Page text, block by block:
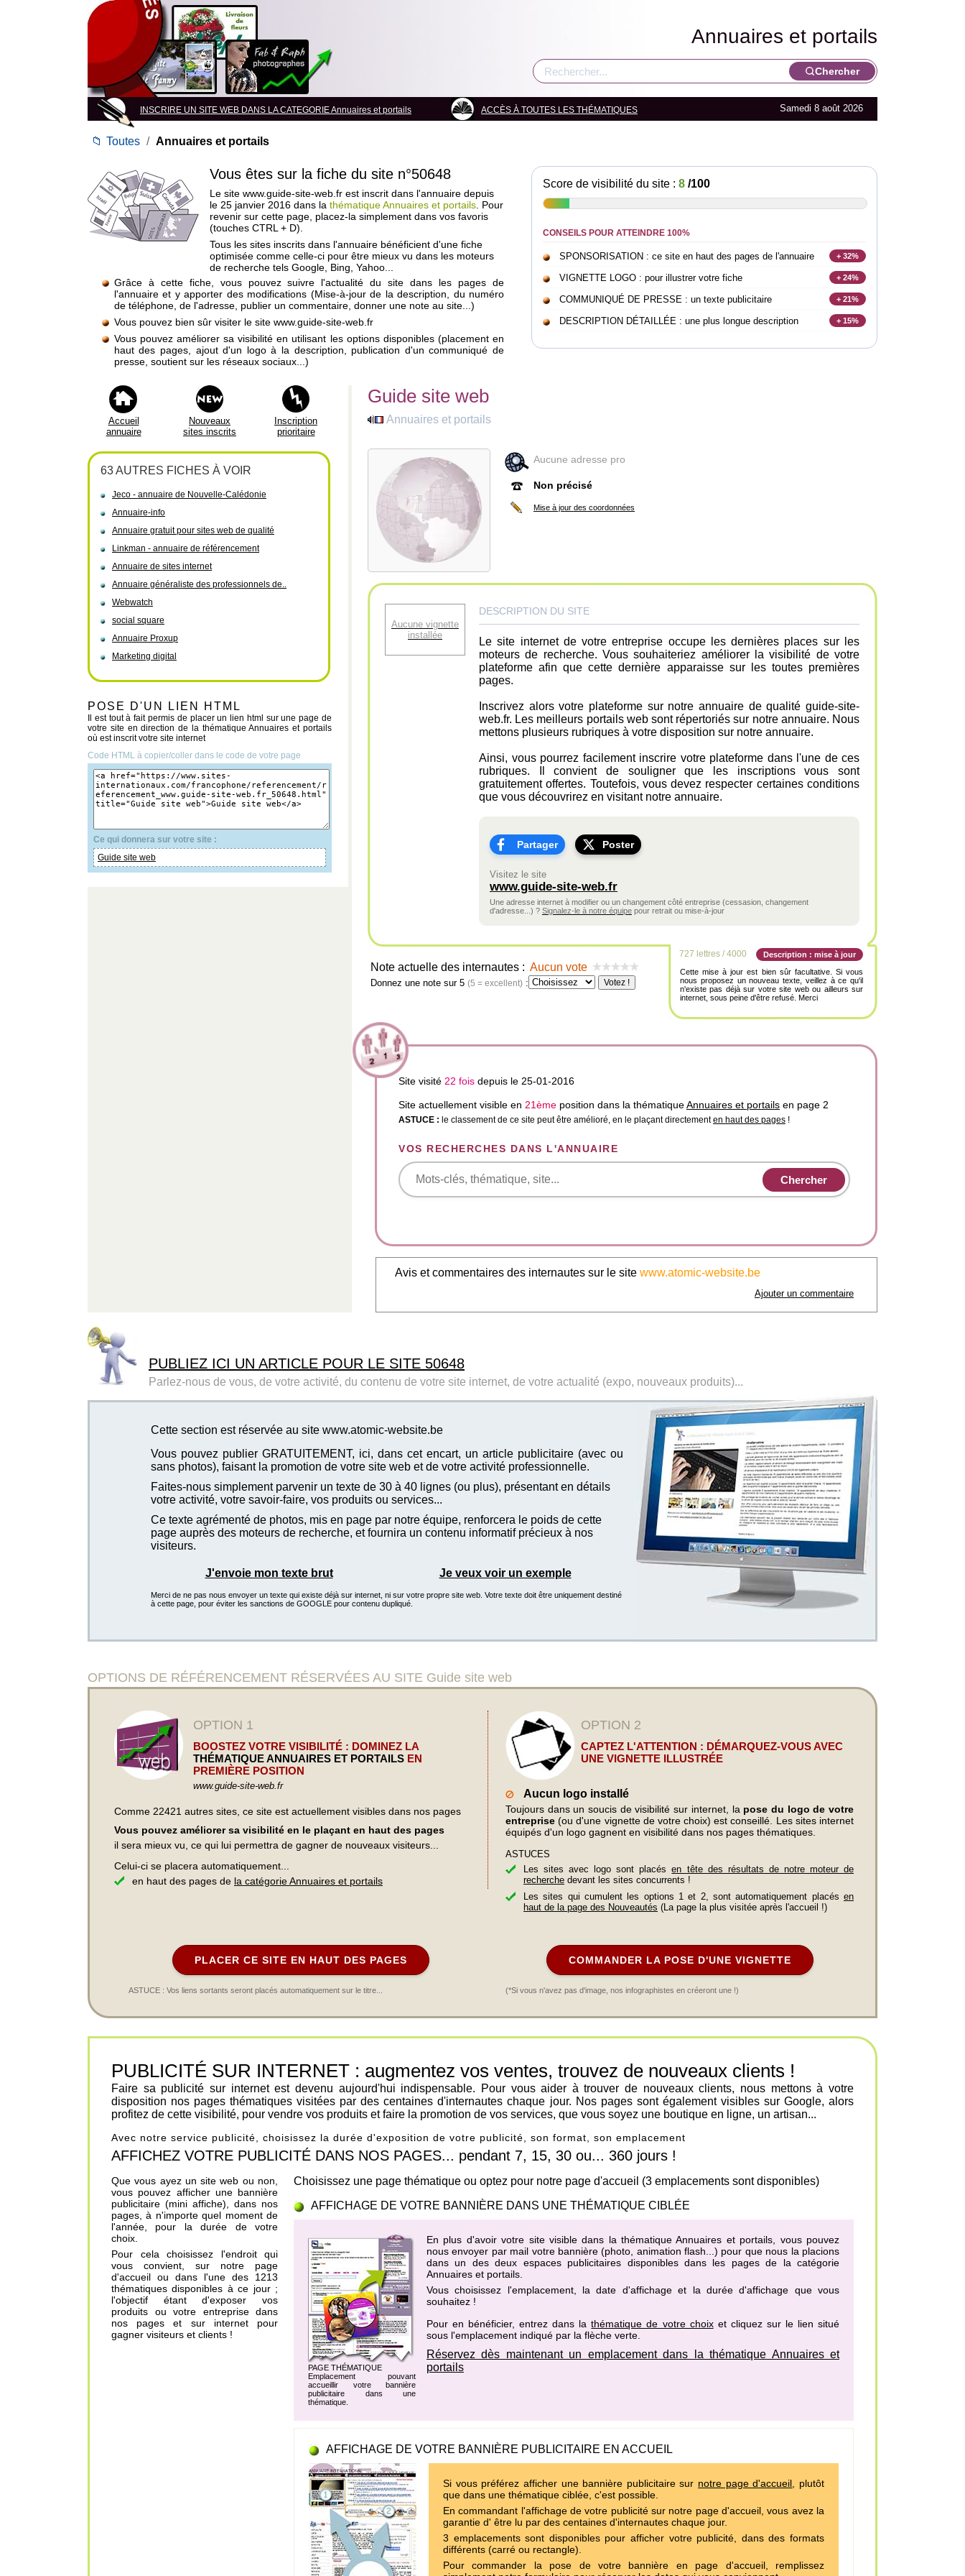
Annuaires et portails
Chercher
INSCRIRE UN SITE WEB DANS LA CATEGORIE Annuaires et portails ACCÈS À TOUTES LES THÉMATIQUES Samedi 8 août 2026
📁 Toutes / Annuaires et portails
Vous êtes sur la fiche du site n°50648
Le site www.guide-site-web.fr est inscrit dans l'annuaire depuis
le 25 janvier 2016 dans la thématique Annuaires et portails . Pour
revenir sur cette page, placez-la simplement dans vos favoris
(touches CTRL + D).
Tous les sites inscrits dans l'annuaire bénéficient d'une fiche
optimisée comme celle-ci pour être mieux vu dans les moteurs
de recherche tels Google, Bing, Yahoo...
Grâce à cette fiche, vous pouvez suivre l'actualité du site dans les pages de
l'annuaire et y apporter des modifications (Mise-à-jour de la description, du numéro
de téléphone, de l'adresse, publier un commentaire, donner une note au site...)
Vous pouvez bien sûr visiter le site www.guide-site-web.fr
Vous pouvez améliorer sa visibilité en utilisant les options disponibles (placement en
haut des pages, ajout d'un logo à la description, publication d'un communiqué de
presse, soutient sur les réseaux sociaux...)
Score de visibilité du site : 8 /100
CONSEILS POUR ATTEINDRE 100%
SPONSORISATION : ce site en haut des pages de l'annuaire + 32%
VIGNETTE LOGO : pour illustrer votre fiche + 24%
COMMUNIQUÉ DE PRESSE : un texte publicitaire + 21%
DESCRIPTION DÉTAILLÉE : une plus longue description + 15%
Accueil
annuaire
Nouveaux
sites inscrits
Inscription
prioritaire
63 AUTRES FICHES À VOIR
Jeco - annuaire de Nouvelle-Calédonie
Annuaire-info
Annuaire gratuit pour sites web de qualité
Linkman - annuaire de référencement
Annuaire de sites internet
Annuaire généraliste des professionnels de..
Webwatch
social square
Annuaire Proxup
Marketing digital
POSE D'UN LIEN HTML
Il est tout à fait permis de placer un lien html sur une page de
votre site en direction de la thématique Annuaires et portails
où est inscrit votre site internet
Code HTML à copier/coller dans le code de votre page
Ce qui donnera sur votre site :
Guide site web
Guide site web
Annuaires et portails
Aucune adresse pro
Non précisé
Mise à jour des coordonnées
Aucune vignette
installée
DESCRIPTION DU SITE
Le site internet de votre entreprise occupe les dernières places sur les
moteurs de recherche. Vous souhaiteriez améliorer la visibilité de votre
plateforme afin que cette dernière apparaisse sur les toutes premières
pages.
Inscrivez alors votre plateforme sur notre annuaire de qualité guide-site-
web.fr. Les meilleurs portails web sont répertoriés sur notre annuaire. Nous
mettons plusieurs rubriques à votre disposition sur notre annuaire.
Ainsi, vous pourrez facilement inscrire votre plateforme dans l'une de ces
rubriques. Il convient de souligner que les inscriptions vous sont
gratuitement offertes. Toutefois, vous devez respecter certaines conditions
que vous découvrirez en visitant notre annuaire.
Partager Poster
Visitez le site
www.guide-site-web.fr
Une adresse internet à modifier ou un changement côté entreprise (cessasion, changement
d'adresse...) ? Signalez-le à notre équipe pour retrait ou mise-à-jour
Note actuelle des internautes : Aucun vote
Donnez une note sur 5 (5 = excellent) :
727 lettres / 4000
Description : mise à jour
Cette mise à jour est bien sûr facultative. Si vous
nous proposez un nouveau texte, veillez à ce qu'il
n'existe pas déjà sur votre site web ou ailleurs sur
internet, sous peine d'être refusé. Merci
Site visité 22 fois depuis le 25-01-2016
Site actuellement visible en 21ème position dans la thématiqueAnnuaires et portails en page 2
ASTUCE : le classement de ce site peut être amélioré, en le plaçant directementen haut des pages !
VOS RECHERCHES DANS L'ANNUAIRE
Avis et commentaires des internautes sur le site www.atomic-website.be
Ajouter un commentaire
PUBLIEZ ICI UN ARTICLE POUR LE SITE 50648
Parlez-nous de vous, de votre activité, du contenu de votre site internet, de votre actualité (expo, nouveaux produits)...
Cette section est réservée au site www.atomic-website.be
Vous pouvez publier GRATUITEMENT, ici, dans cet encart, un article publicitaire (avec ou
sans photos), faisant la promotion de votre site web et de votre activité professionnelle.
Faites-nous simplement parvenir un texte de 30 à 40 lignes (ou plus), présentant en détails
votre activité, votre savoir-faire, vos produits ou services...
Ce texte agrémenté de photos, mis en page par notre équipe, renforcera le poids de cette
page auprès des moteurs de recherche, et fournira un contenu informatif précieux à nos
visiteurs.
J'envoie mon texte brut Je veux voir un exemple
Merci de ne pas nous envoyer un texte qui existe déjà sur internet, ni sur votre propre site web. Votre texte doit être uniquement destiné
à cette page, pour éviter les sanctions de GOOGLE pour contenu dupliqué.
OPTIONS DE RÉFÉRENCEMENT RÉSERVÉES AU SITE Guide site web
OPTION 1
BOOSTEZ VOTRE VISIBILITÉ : DOMINEZ LA
THÉMATIQUE ANNUAIRES ET PORTAILS EN
PREMIÈRE POSITION
www.guide-site-web.fr
Comme 22421 autres sites, ce site est actuellement visibles dans nos pages
Vous pouvez améliorer sa visibilité en le plaçant en haut des pages
il sera mieux vu, ce qui lui permettra de gagner de nouveaux visiteurs...
Celui-ci se placera automatiquement...
en haut des pages de la catégorie Annuaires et portails
OPTION 2
CAPTEZ L'ATTENTION : DÉMARQUEZ-VOUS AVEC
UNE VIGNETTE ILLUSTRÉE
Aucun logo installé
Toujours dans un soucis de visibilité sur internet, la pose du logo de votre
entreprise (ou d'une vignette de votre choix) est conseillé. Les sites internet
équipés d'un logo gagnent en visibilité dans nos pages thématiques.
ASTUCES
Les sites avec logo sont placésen tête des résultats de notre moteur de
recherche devant les sites concurrents !
Les sites qui cumulent les options 1 et 2, sont automatiquement placés en
haut de la page des Nouveautés (La page la plus visitée après l'accueil !)
PLACER CE SITE EN HAUT DES PAGES
ASTUCE : Vos liens sortants seront placés automatiquement sur le titre...
COMMANDER LA POSE D'UNE VIGNETTE
(*Si vous n'avez pas d'image, nos infographistes en créeront une !)
PUBLICITÉ SUR INTERNET : augmentez vos ventes, trouvez de nouveaux clients !
Faire sa publicité sur internet est devenu aujourd'hui indispensable. Pour vous aider à trouver de nouveaux clients, nous mettons à votre
disposition nos pages thématiques visitées par des centaines d'internautes chaque jour. Nos pages sont également visibles sur Google, alors
profitez de cette visibilité, pour vendre vos produits et faire la promotion de vos services, que vous soyez une boutique en ligne, un artisan...
Avec notre service publicité, choisissez la durée d'exposition de votre publicité, son format, son emplacement
AFFICHEZ VOTRE PUBLICITÉ DANS NOS PAGES... pendant 7, 15, 30 ou... 360 jours !
Que vous ayez un site web ou non,
vous pouvez afficher une bannière
publicitaire (mini affiche), dans nos
pages, à n'importe quel moment de
l'année, pour la durée de votre
choix.
Pour cela choisissez l'endroit qui
vous convient, sur notre page
d'accueil ou dans l'une des 1213
thématiques disponibles à ce jour ;
l'objectif étant d'exposer vos
produits ou votre entreprise dans
nos pages et sur internet pour
gagner visiteurs et clients !
Choisissez une page thématique ou optez pour notre page d'accueil (3 emplacements sont disponibles)
AFFICHAGE DE VOTRE BANNIÈRE DANS UNE THÉMATIQUE CIBLÉE
PAGE THÉMATIQUE
Emplacement pouvant
accueillir votre bannière
publicitaire dans une
thématique.
En plus d'avoir votre site visible dans la thématique Annuaires et portails, vous pouvez
nous envoyer par mail votre bannière (photo, animation flash...) pour que nous la placions
dans un desdeux espaces publicitaires disponibles dans les pages de la catégorie
Annuaires et portails
Vous choisissez l'emplacement, la date d'affichage et la durée d'affichage que vous
souhaitez !
Pour en bénéficier, entrez dans lathématique de votre choixet cliquez sur le lien situé
sous l'emplacement indiqué par la flèche verte.
Réservez dès maintenant un emplacement dans la thématique Annuaires et
portails
AFFICHAGE DE VOTRE BANNIÈRE PUBLICITAIRE EN ACCUEIL
Si vous préférez afficher une bannière publicitaire sur notre page d'accueil , plutôt
que dans une thématique ciblée, c'est possible.
En commandant l'affichage de votre publicité sur notre page d'accueil, vous avez la
garantie d' être lu par des centaines d'internautes chaque jour.
3 emplacements sont disponibles pour afficher votre publicité, dans des formats
différents (carré ou rectangle).
Pour commander la pose de votre bannière en page d'accueil, remplissez